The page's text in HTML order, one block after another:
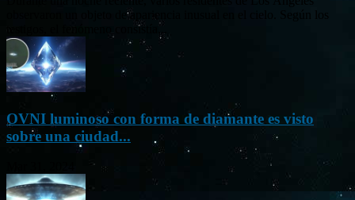
observaron un objeto de apariencia inusual en el cielo. Según los
testigos, el fenómeno consistía...
OVNI luminoso con forma de diamante es visto
sobre una ciudad...